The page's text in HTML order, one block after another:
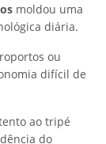
moldou uma
diária.
ou
difícil de
ao tripé
do